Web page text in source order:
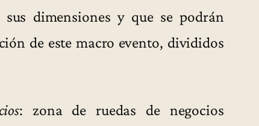
dimensiones y que se podrán
de este macro evento, divididos
: zona de ruedas de negocios